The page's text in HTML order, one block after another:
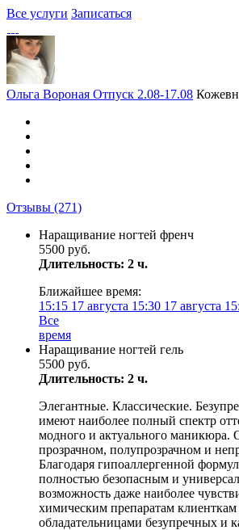
Все услуги Записаться
Ольга Вороная Отпуск 2.08-17.08
Отзывы (271)
Наращивание ногтей френч
5500 руб.
Длительность: 2 ч.
Ближайшее время:
15:15 17 августа 15:30 17 августа
Все
время
Наращивание ногтей гель
5500 руб.
Длительность: 2 ч.
Элегантные. Классические.
имеют наиболее полный спектр
модного и актуального маникюра.
прозрачном, полупрозрачном и
Благодаря гипоаллергенной
полностью безопасным и
возможность даже наиболее
химическим препаратам клиенткам
обладательницами безупречных и